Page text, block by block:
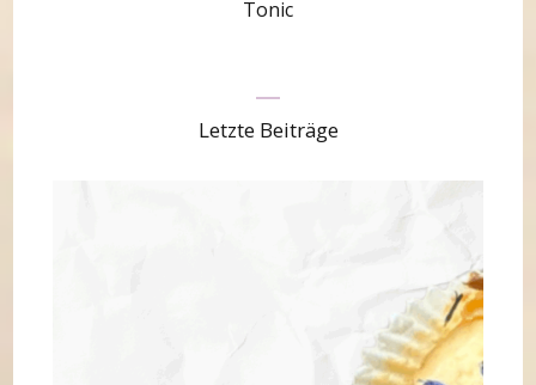
Tonic
Letzte Beiträge